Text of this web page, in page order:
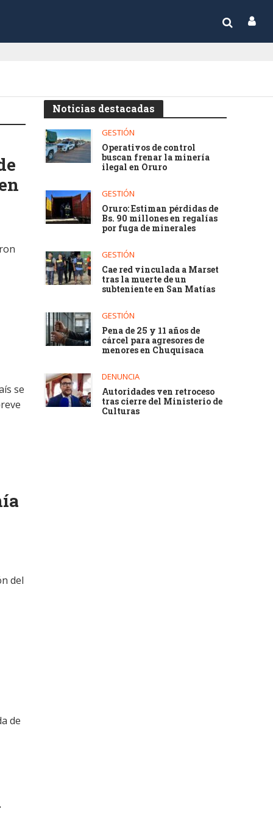
se
del
de
Noticias destacadas
GESTIÓN
Operativos de control
buscan frenar la minería
ilegal en Oruro
GESTIÓN
Oruro: Estiman pérdidas de
Bs. 90 millones en regalías
por fuga de minerales
GESTIÓN
Cae red vinculada a Marset
tras la muerte de un
subteniente en San Matías
GESTIÓN
Pena de 25 y 11 años de
cárcel para agresores de
menores en Chuquisaca
DENUNCIA
Autoridades ven retroceso
tras cierre del Ministerio de
Culturas